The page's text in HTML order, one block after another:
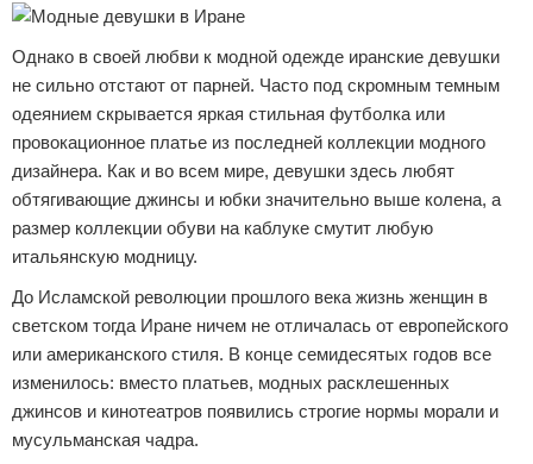
Однако в своей любви к модной одежде иранские девушки
не сильно отстают от парней. Часто под скромным темным
одеянием скрывается яркая стильная футболка или
провокационное платье из последней коллекции модного
дизайнера. Как и во всем мире, девушки здесь любят
обтягивающие джинсы и юбки значительно выше колена, а
размер коллекции обуви на каблуке смутит любую
итальянскую модницу.
До Исламской революции прошлого века жизнь женщин в
светском тогда Иране ничем не отличалась от европейского
или американского стиля. В конце семидесятых годов все
изменилось: вместо платьев, модных расклешенных
джинсов и кинотеатров появились строгие нормы морали и
мусульманская чадра.